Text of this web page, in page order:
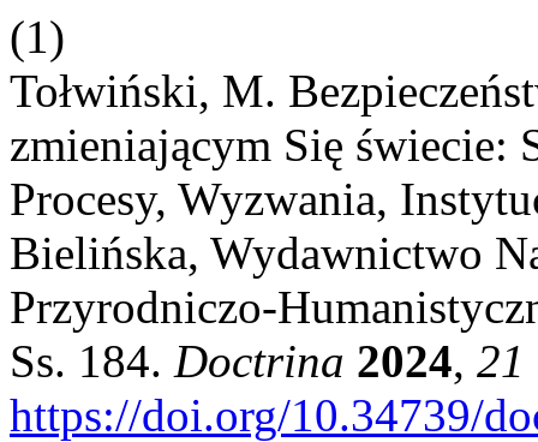
(1)
Tołwiński, M.
zmieniającym Się świecie:
Procesy, Wyzwania,
Bielińska, Wydawnictwo
Przyrodniczo-
Ss. 184. Doctrina 2024, 21
https://doi.org/10.34739/